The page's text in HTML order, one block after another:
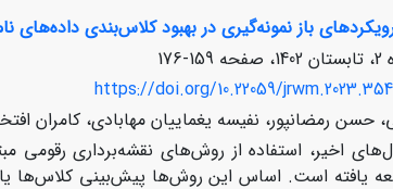
باز نمونه‌گیری در بهبود کلاس‌بندی داده‌های
159-176
https://doi.org/10.22059/
حسن رمضانپور، نفیسه یغماییان مهابادی، کامران
اخیر، استفاده از روش‌های نقشه‌برداری رقومی
یافته است. اساس این روش‌ها پیش‌بینی کلاس‌ها